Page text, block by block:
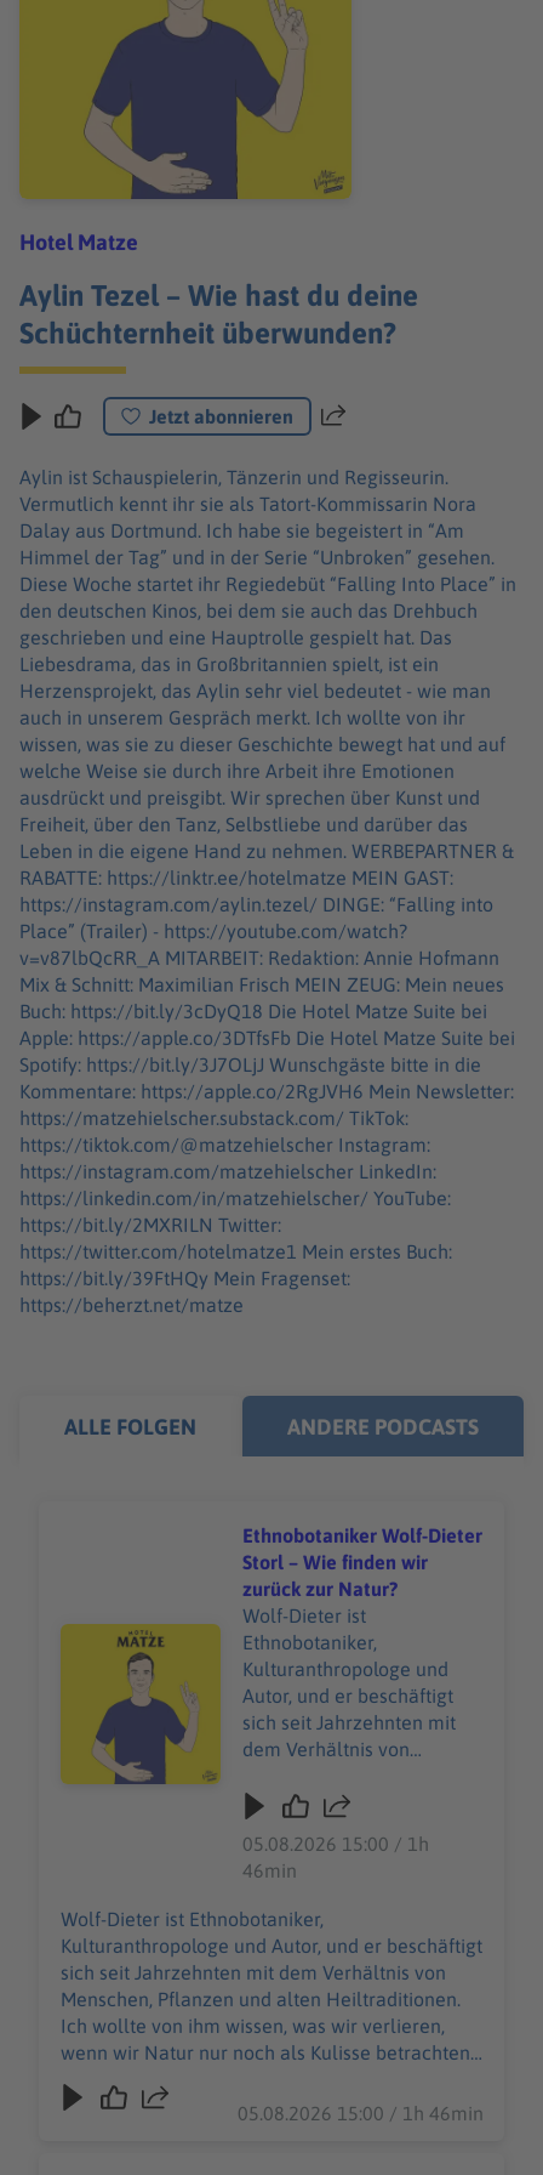
Hotel Matze
Aylin Tezel – Wie hast du deine
Schüchternheit überwunden?
Jetzt abonnieren Teilen
Aylin ist Schauspielerin, Tänzerin und Regisseurin.
Vermutlich kennt ihr sie als Tatort-Kommissarin Nora
Dalay aus Dortmund. Ich habe sie begeistert in “Am
Himmel der Tag” und in der Serie “Unbroken” gesehen.
Diese Woche startet ihr Regiedebüt “Falling Into Place” in
den deutschen Kinos, bei dem sie auch das Drehbuch
geschrieben und eine Hauptrolle gespielt hat. Das
Liebesdrama, das in Großbritannien spielt, ist ein
Herzensprojekt, das Aylin sehr viel bedeutet - wie man
auch in unserem Gespräch merkt. Ich wollte von ihr
wissen, was sie zu dieser Geschichte bewegt hat und auf
welche Weise sie durch ihre Arbeit ihre Emotionen
ausdrückt und preisgibt. Wir sprechen über Kunst und
Freiheit, über den Tanz, Selbstliebe und darüber das
Leben in die eigene Hand zu nehmen. WERBEPARTNER &
RABATTE: https://linktr.ee/hotelmatze MEIN GAST:
https://instagram.com/aylin.tezel/ DINGE: “Falling into
Place” (Trailer) - https://youtube.com/watch?
v=v87lbQcRR_A MITARBEIT: Redaktion: Annie Hofmann
Mix & Schnitt: Maximilian Frisch MEIN ZEUG: Mein neues
Buch: https://bit.ly/3cDyQ18 Die Hotel Matze Suite bei
Apple: https://apple.co/3DTfsFb Die Hotel Matze Suite bei
Spotify: https://bit.ly/3J7OLjJ Wunschgäste bitte in die
Kommentare: https://apple.co/2RgJVH6 Mein Newsletter:
https://matzehielscher.substack.com/ TikTok:
https://tiktok.com/@matzehielscher Instagram:
https://instagram.com/matzehielscher LinkedIn:
https://linkedin.com/in/matzehielscher/ YouTube:
https://bit.ly/2MXRILN Twitter:
https://twitter.com/hotelmatze1 Mein erstes Buch:
https://bit.ly/39FtHQy Mein Fragenset:
https://beherzt.net/matze
ALLE FOLGEN ANDERE PODCASTS
Audiotitel - Ethnobotaniker Wolf-Dieter Storl – Wie
Ethnobotaniker Wolf-Dieter
Storl – Wie finden wir
zurück zur Natur?
Wolf-Dieter ist
Ethnobotaniker,
Kulturanthropologe und
Autor, und er beschäftigt
sich seit Jahrzehnten mit
dem Verhältnis von
alten Heiltraditionen. Ich
wir verlieren, wenn wir
Natur nur noch als Kulisse
betrachten und nicht mehr
als etwas, wovon wir selbst
Teil sind. Wir sprechen über
Heilpflanzen,
Schamanismus,
Wissenschaft, Seele, Stadt-
heute wieder nach alten
05.08.2026 15:00 / 1h
46min
Wolf-Dieter ist Ethnobotaniker,
Kulturanthropologe und Autor, und er beschäftigt
sich seit Jahrzehnten mit dem Verhältnis von
Menschen, Pflanzen und alten Heiltraditionen.
Ich wollte von ihm wissen, was wir verlieren,
wenn wir Natur nur noch als Kulisse betrachten
und nicht mehr als etwas, wovon wir selbst Teil
sind. Wir sprechen über Heilpflanzen,
05.08.2026 15:00 / 1h 46min